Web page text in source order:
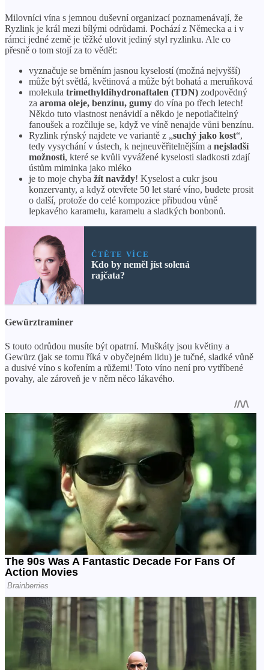
Milovníci vína s jemnou duševní organizací poznamenávají, že
Ryzlink je král mezi bílými odrůdami. Pochází z Německa a i v
rámci jedné země je těžké ulovit jediný styl ryzlinku. Ale co
přesně o tom stojí za to vědět:
vyznačuje se brněním jasnou kyselostí (možná nejvyšší)
může být světlá, květinová a může být bohatá a meruňková
molekula trimethyldihydronaftalen (TDN) zodpovědný
za aroma oleje, benzínu, gumy do vína po třech letech!
Někdo tuto vlastnost nenávidí a někdo je nepotlačitelný
fanoušek a rozčiluje se, když ve víně nenajde vůni benzínu.
Ryzlink rýnský najdete ve variantě z „suchý jako kost“,
tedy vysychání v ústech, k nejneuvěřitelnějším a nejsladší
možnosti, které se kvůli vyvážené kyselosti sladkosti zdají
ústům miminka jako mléko
je to moje chyba žít navždy! Kyselost a cukr jsou
konzervanty, a když otevřete 50 let staré víno, budete prosit
o další, protože do celé kompozice přibudou vůně
lepkavého karamelu, karamelu a sladkých bonbonů.
ČTĚTE VÍCE
Kdo by neměl jíst solená
rajčata?
Gewürztraminer
S touto odrůdou musíte být opatrní. Muškáty jsou květiny a
Gewürz (jak se tomu říká v obyčejném lidu) je tučné, sladké vůně
a dusivé víno s kořením a růžemi! Toto víno není pro vytříbené
povahy, ale zároveň je v něm něco lákavého.